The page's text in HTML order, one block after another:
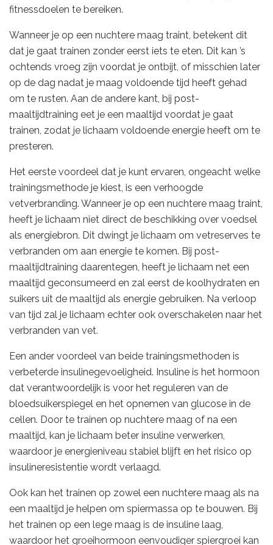
fitnessdoelen te bereiken.
Wanneer je op een nuchtere maag traint, betekent dit
dat je gaat trainen zonder eerst iets te eten. Dit kan ’s
ochtends vroeg zijn voordat je ontbijt, of misschien later
op de dag nadat je maag voldoende tijd heeft gehad
om te rusten. Aan de andere kant, bij post-
maaltijdtraining eet je een maaltijd voordat je gaat
trainen, zodat je lichaam voldoende energie heeft om te
presteren.
Het eerste voordeel dat je kunt ervaren, ongeacht welke
trainingsmethode je kiest, is een verhoogde
vetverbranding. Wanneer je op een nuchtere maag traint,
heeft je lichaam niet direct de beschikking over voedsel
als energiebron. Dit dwingt je lichaam om vetreserves te
verbranden om aan energie te komen. Bij post-
maaltijdtraining daarentegen, heeft je lichaam net een
maaltijd geconsumeerd en zal eerst de koolhydraten en
suikers uit de maaltijd als energie gebruiken. Na verloop
van tijd zal je lichaam echter ook overschakelen naar het
verbranden van vet.
Een ander voordeel van beide trainingsmethoden is
verbeterde insulinegevoeligheid. Insuline is het hormoon
dat verantwoordelijk is voor het reguleren van de
bloedsuikerspiegel en het opnemen van glucose in de
cellen. Door te trainen op nuchtere maag of na een
maaltijd, kan je lichaam beter insuline verwerken,
waardoor je energieniveau stabiel blijft en het risico op
insulineresistentie wordt verlaagd.
Ook kan het trainen op zowel een nuchtere maag als na
een maaltijd je helpen om spiermassa op te bouwen. Bij
het trainen op een lege maag is de insuline laag,
waardoor het groeihormoon eenvoudiger spiergroei kan